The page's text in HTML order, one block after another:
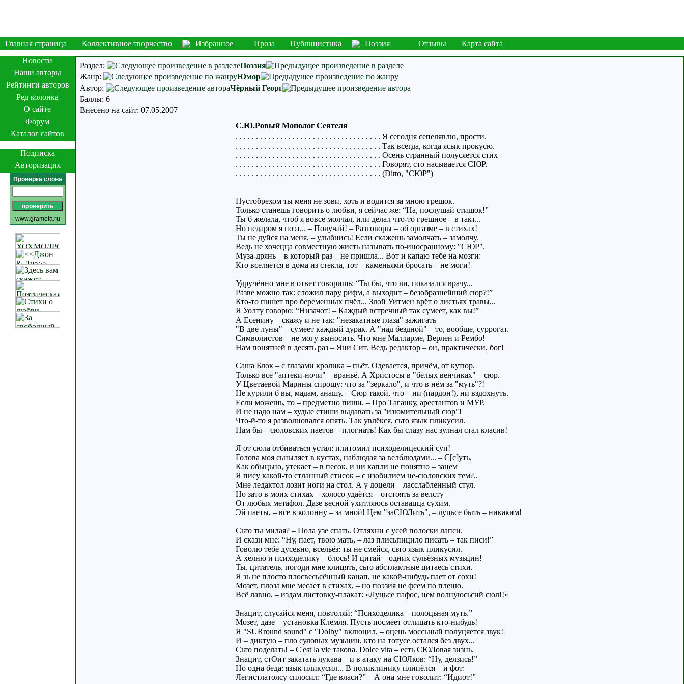
Главная страница Коллективное творчество Избранное Проза Публицистика Поэзия Отзывы
Карта сайта
Новости
Наши авторы
Рейтинги авторов
Ред колонка
О сайте
Форум
Каталог сайтов
Подписка
Авторизация
Проверка слова
www.gramota.ru
Раздел:
Поэзия
Жанр:
Юмор
Автор:
Чёрный Георг
Баллы: 6
Внесено на сайт: 07.05.2007
С.Ю.Ровый Монолог Сеятеля
. . . . . . . . . . . . . . . . . . . . . . . . . . . . . . . . . . . . Я сегодня сепелявлю, прости.
. . . . . . . . . . . . . . . . . . . . . . . . . . . . . . . . . . . . Так всегда, когда ясык прoкусю.
. . . . . . . . . . . . . . . . . . . . . . . . . . . . . . . . . . . . Осень странный полусяется стих
. . . . . . . . . . . . . . . . . . . . . . . . . . . . . . . . . . . . Говорят, сто насывается СЮР.
. . . . . . . . . . . . . . . . . . . . . . . . . . . . . . . . . . . . (Ditto, "СЮР")
Пустобрехом ты меня не зови, хоть и водится за мною грешок.
Только станешь говорить о любви, я сейчас же: “На, послушай стишок!”
Ты б желала, чтоб я вовсе молчал, или делал что-то грешное – в такт...
Но недаром я поэт... – Получай! – Разговоры – об оргазме – в стихах!
Ты не дуйся на меня, – улыбнись! Если скажешь замолчать – замолчу.
Ведь не хочецца совместную жисть называть по-иносранному: "СЮР".
Муза-дрянь – в который раз – не пришла... Вот и капаю тебе на мозги:
Кто вселяется в дома из стекла, тот – каменьями бросать – не моги!
Удручённо мне в ответ говоришь: “Ты бы, что ли, показался врачу...
Разве можно так: сложил пару рифм, а выходит – безобразнейший сюр?!”
Кто-то пишет про беременных пчёл... Злой Уитмен врёт о листьях травы...
Я Уолту говорю: “Низачот! – Каждый встречный так сумеет, как вы!”
А Есенину – скажу и не так: "незакатные глаза" зажигать
"В две луны" – сумеет каждый дурак. А "над бездной" – то, вообще, суррогат.
Символистов – не могу выносить. Что мне Малларме, Верлен и Рембо!
Нам понятней в десять раз – Яни Сит. Ведь редактор – он, практически, бог!
Саша Блок – с глазами кролика – пьёт. Одевается, причём, от кутюр.
Только все "аптеки-ночи" – враньё. А Христосы в "белых венчиках" – сюр.
У Цветаевой Марины спрошу: что за "зеркало", и что в нём за "муть"?!
Не курили б вы, мадам, анашу. – Сюр такой, что – ни (пардон!), ни вздохнуть.
Если можешь, то – предметно пиши. – Про Таганку, арестантов и МУР.
И не надо нам – худые стиши выдавать за "изюмительный сюр"!
Что-й-то я разволновался опять. Так увлёкся, сьто язык пликусил.
Нам бы – сюловских паетов – плогнать! Как бы слазу нас зулнал стал класив!
Я от сюла отбиваться устал: плитомил психоделицеский суп!
Голова моя сьныляет в кустах, наблюдая за велблюдами... – С[с]уть,
Как обыцьно, утекает – в песок, и ни капли не понятно – зацем
Я пису какой-то стланный стисок – с изобилием не-сюловских тем?..
Мне ледактол лозит ноги на стол. А у доцели – ласслабленный стул.
Но зато в моих стихах – холосо удаётся – отстоять за велсту
От любых метафол. Дазе весной ухитляюсь оставацца сухим.
Эй паеты, – все в колонну – за мной! Цем "заСЮЛить", – луцьсе быть – никаким!
Сьто ты милая? – Пола узе спать. Отляхни с усей полоски лапси.
И скази мне: “Ну, пает, твою мать, – лаз плисьпицило писать – так писи!”
Говолю тебе дусевно, всельёз: ты не смейся, сьто язык пликусил.
А хелню и психоделику – блось! И цитай – одних сульёзных музьцин!
Ты, цитатель, погоди мне клицять, сьто абстлактные цитаесь стихи.
Я зь не плосто плосвесьсённый кацап, не какой-нибудь пает от сохи!
Мозет, плоза мне месает в стихах, – но поэзия не фсем по плецю.
Всё лавно, – издам листовку-плакат: «Луцьсе пафос, цем волнуюсьсий сюл!!»
Знацит, слусайся меня, повтоляй: “Психоделика – полоцьная муть.”
Мозет, дазе – установка Клемля. Пусть посмеет отлицать кто-нибудь!
Я "SURround sound" с "Dolby" вклюцил, – оцень моссьный полуцяется звук!
И – диктую – пло суловых музьцин, кто на тотусе остался без двух...
Сьто поделать! – C'est la vie такова. Dolce vita – есть СЮЛовая зизнь.
Знацит, стОит закатать лукава – и в атаку на СЮЛков: “Ну, делзись!”
Но одна беда: язык пликусил... В поликлинику плипёлся – и фот:
Легистлатолсу сплосил: “Где власи?” – А она мне говолит: “Идиот!”